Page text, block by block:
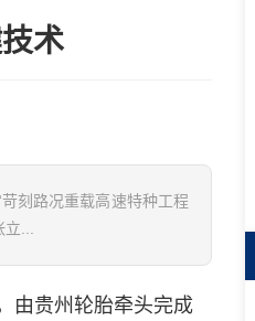
术
刻路况重载高速特种工程
...
由贵州轮胎牵头完成